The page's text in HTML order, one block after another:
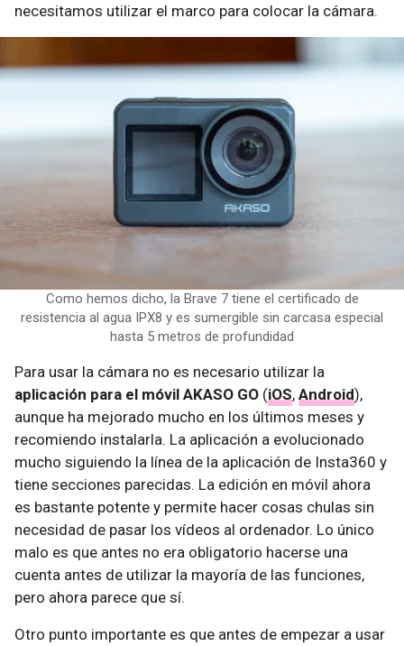
necesitamos utilizar el marco para colocar la cámara.
Como hemos dicho, la Brave 7 tiene el certificado de
resistencia al agua IPX8 y es sumergible sin carcasa especial
hasta 5 metros de profundidad
Para usar la cámara no es necesario utilizar la
aplicación para el móvil AKASO GO (iOS, Android),
aunque ha mejorado mucho en los últimos meses y
recomiendo instalarla. La aplicación a evolucionado
mucho siguiendo la línea de la aplicación de Insta360 y
tiene secciones parecidas. La edición en móvil ahora
es bastante potente y permite hacer cosas chulas sin
necesidad de pasar los vídeos al ordenador. Lo único
malo es que antes no era obligatorio hacerse una
cuenta antes de utilizar la mayoría de las funciones,
pero ahora parece que sí.
Otro punto importante es que antes de empezar a usar